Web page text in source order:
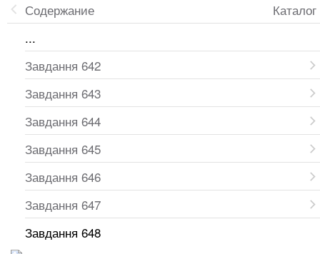
Каталог
Содержание
...
Завдання 642
Завдання 643
Завдання 644
Завдання 645
Завдання 646
Завдання 647
Завдання 648